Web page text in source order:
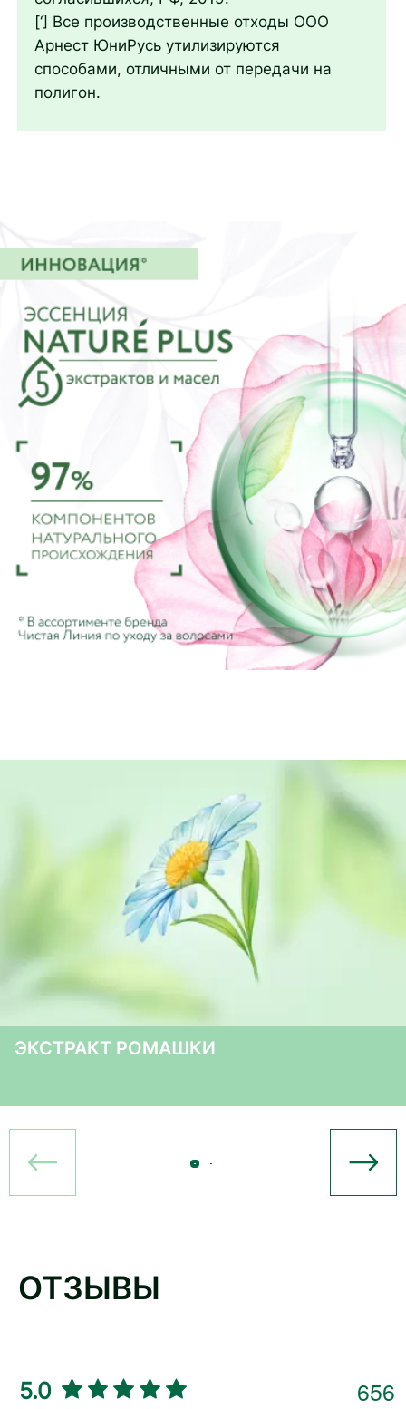
[‘] Все производственные отходы ООО
Арнест ЮниРусь утилизируются
способами, отличными от передачи на
полигон.
ЭКСТРАКТ РОМАШКИ
ОТЗЫВЫ
5.0 656